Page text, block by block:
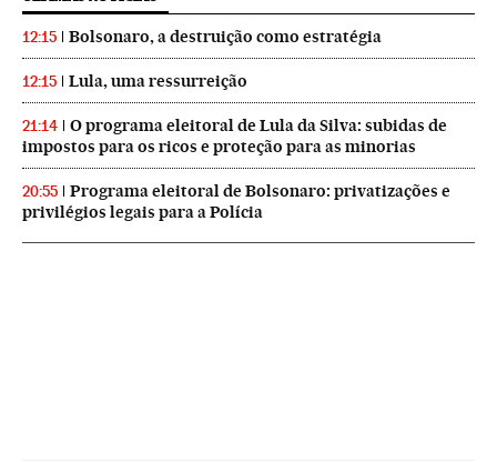
12:15 Bolsonaro, a destruição como estratégia
12:15 Lula, uma ressurreição
21:14
O programa eleitoral de Lula da Silva: subidas de
impostos para os ricos e proteção para as minorias
20:55
Programa eleitoral de Bolsonaro: privatizações e
privilégios legais para a Polícia